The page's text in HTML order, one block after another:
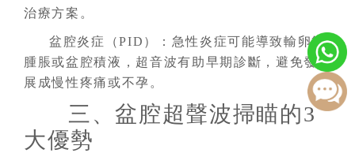
治療方案。
盆腔炎症（PID）：急性炎症可能導致輸卵管
腫脹或盆腔積液，超音波有助早期診斷，避免發
展成慢性疼痛或不孕。
三、盆腔超聲波掃瞄的3
大優勢